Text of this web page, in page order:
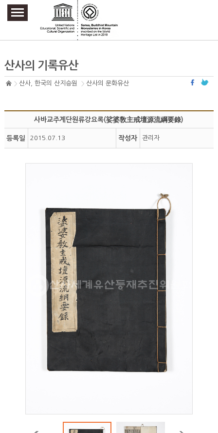
주요메뉴 바로가기
본문 바로가기
하단메뉴 바로가기
산사의 기록유산
산사, 한국의 산지승원 산사의 문화유산
사바교주계단원류강요록(娑婆敎主戒壇源流綱要錄)
등록일 2015.07.13 작성자 관리자